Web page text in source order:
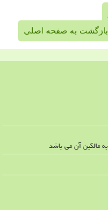
بازگشت به صفحه اصلی